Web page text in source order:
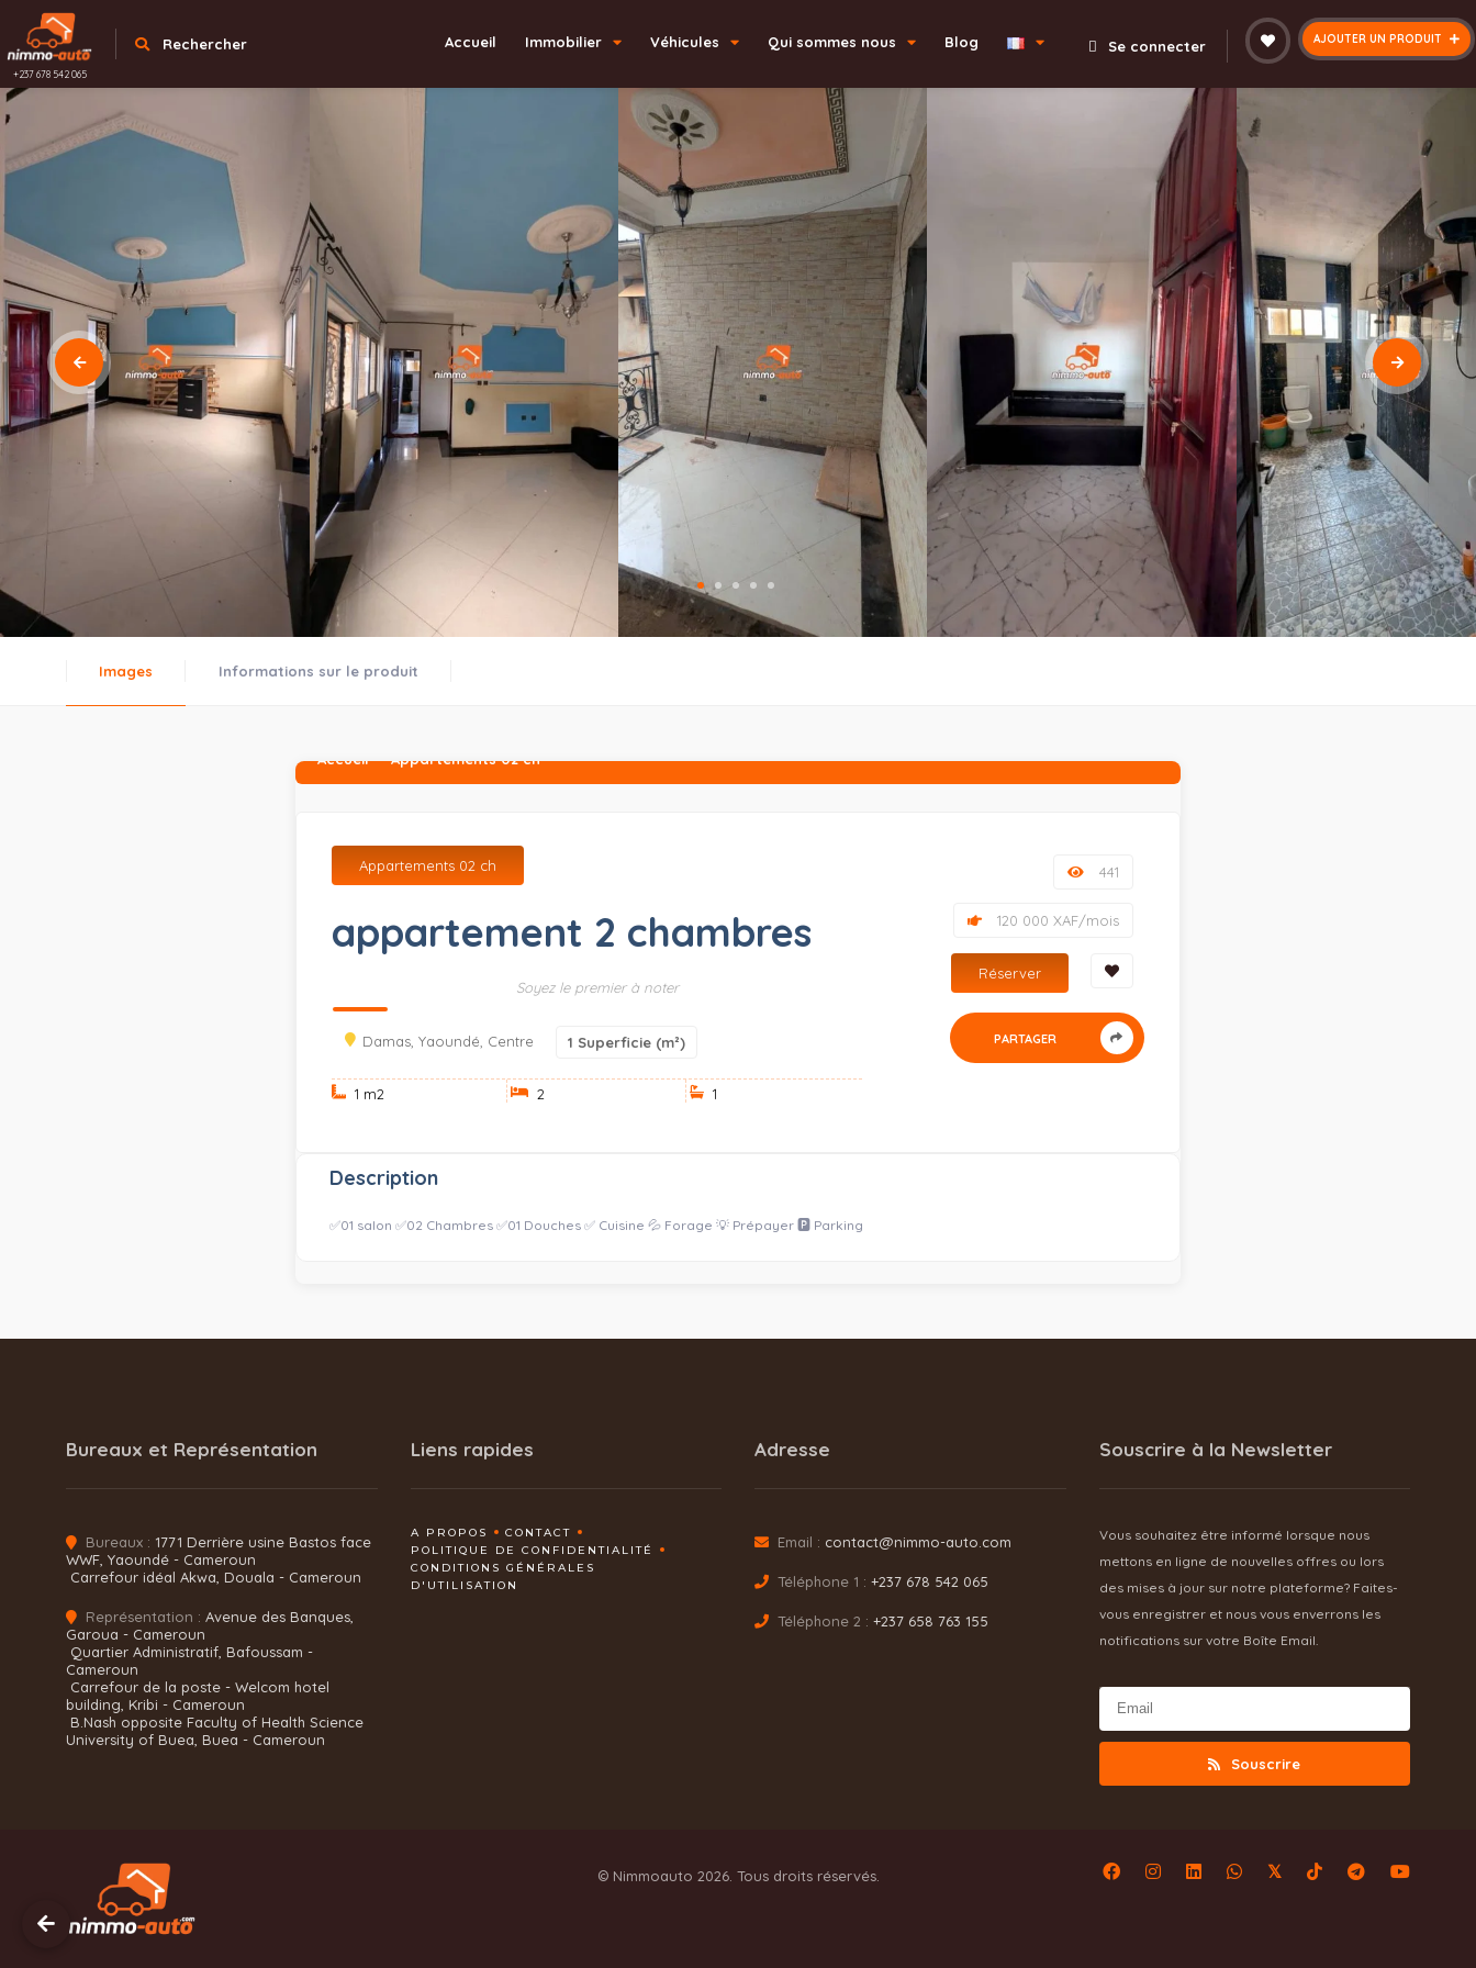
+237 678 542 065
Rechercher AJOUTER UN PRODUIT
Se connecter
Accueil Immobilier Véhicules Qui sommes nous Blog
Images Informations sur le produit
Accueil Appartements 02 ch
Appartements 02 ch
appartement 2 chambres
Soyez le premier à noter
Damas, Yaoundé, Centre 1 Superficie (m²)
1 m2 2 1
441
120 000 XAF/mois
Réserver
PARTAGER
Description
✅01 salon ✅02 Chambres ✅01 Douches ✅ Cuisine 💦 Forage 💡 Prépayer 🅿️ Parking
Bureaux et Représentation
Bureaux : 1771 Derrière usine Bastos face
WWF, Yaoundé - Cameroun
Carrefour idéal Akwa, Douala - Cameroun
Représentation : Avenue des Banques,
Garoua - Cameroun
Quartier Administratif, Bafoussam -
Cameroun
Carrefour de la poste - Welcom hotel
building, Kribi - Cameroun
B.Nash opposite Faculty of Health Science
University of Buea, Buea - Cameroun
Liens rapides
A PROPOS
CONTACT
POLITIQUE DE CONFIDENTIALITÉ
CONDITIONS GÉNÉRALES
D'UTILISATION
Adresse
Email : contact@nimmo-auto.com
Téléphone 1 : +237 678 542 065
Téléphone 2 : +237 658 763 155
Souscrire à la Newsletter
Vous souhaitez être informé lorsque nous
mettons en ligne de nouvelles offres ou lors
des mises à jour sur notre plateforme? Faites-
vous enregistrer et nous vous enverrons les
notifications sur votre Boîte Email.
Souscrire
© Nimmoauto 2026. Tous droits réservés. 𝕏